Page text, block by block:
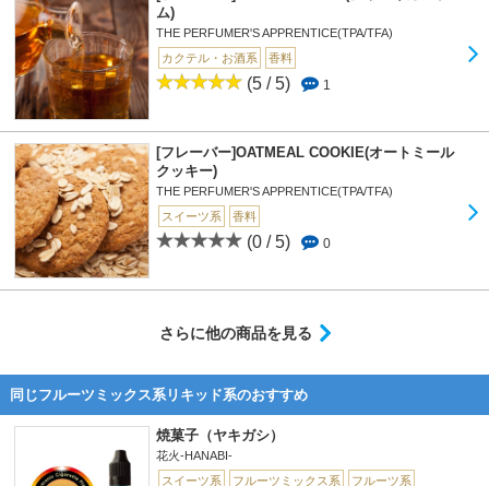
ム)
THE PERFUMER'S APPRENTICE(TPA/TFA)
カクテル・お酒系
香料
(5 / 5) 1
[フレーバー]OATMEAL COOKIE(オートミール
クッキー)
THE PERFUMER'S APPRENTICE(TPA/TFA)
スイーツ系
香料
(0 / 5) 0
さらに他の商品を見る
同じフルーツミックス系リキッド系のおすすめ
焼菓子（ヤキガシ）
花火-HANABI-
スイーツ系
フルーツミックス系 フルーツ系